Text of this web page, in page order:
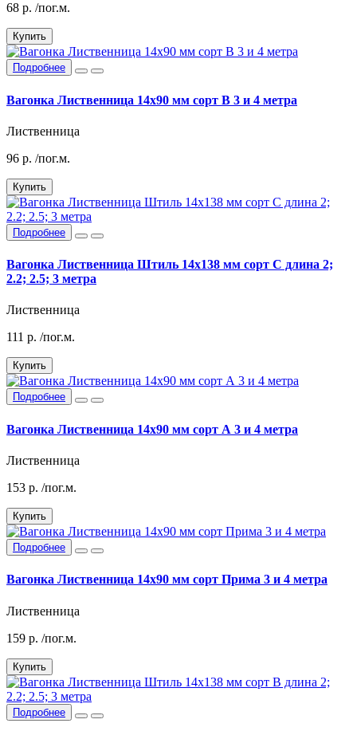
68 р. /пог.м.
Купить
Подробнее
Вагонка Лиственница 14х90 мм сорт В 3 и 4 метра
Лиственница
96 р. /пог.м.
Купить
Подробнее
Вагонка Лиственница Штиль 14х138 мм сорт С длина 2;
2.2; 2.5; 3 метра
Лиственница
111 р. /пог.м.
Купить
Подробнее
Вагонка Лиственница 14х90 мм сорт А 3 и 4 метра
Лиственница
153 р. /пог.м.
Купить
Подробнее
Вагонка Лиственница 14х90 мм сорт Прима 3 и 4 метра
Лиственница
159 р. /пог.м.
Купить
Подробнее